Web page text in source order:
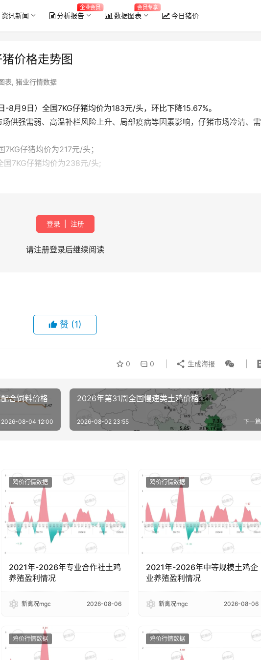
资讯新闻 分析报告
企业会员
数据图表
会员专享
今日猪价
价格走势图
表, 猪业行情数据
月9日）全国7KG仔猪均价为183元/头，环比下降15.67%。
供强需弱、高温补栏风险上升、局部疫病等因素影响，仔猪市场冷清、需
仔猪均价为217元/头；
7KG仔猪均价为238元/头;
登录 注册
请注册登录后继续阅读
赞 (1)
0 0 生成海报
合饲料价格
2026-08-04 12:00
2026年第31周全国慢速类土鸡价格
下一篇
2026-08-02 23:55
鸡价行情数据
2021年-2026年专业合作社土鸡
养殖盈利情况
新禽况mgc 2026-08-06
鸡价行情数据
2021年-2026年中等规模土鸡企
业养殖盈利情况
新禽况mgc 2026-08-06
鸡价行情数据 鸡价行情数据